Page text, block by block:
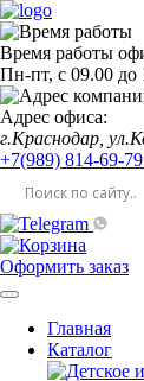
Время работы
Пн-пт, с 09.00 до
Адрес офиса:
г.Краснодар,
+7(989) 814-69-79
Оформить заказ
Главная
Каталог